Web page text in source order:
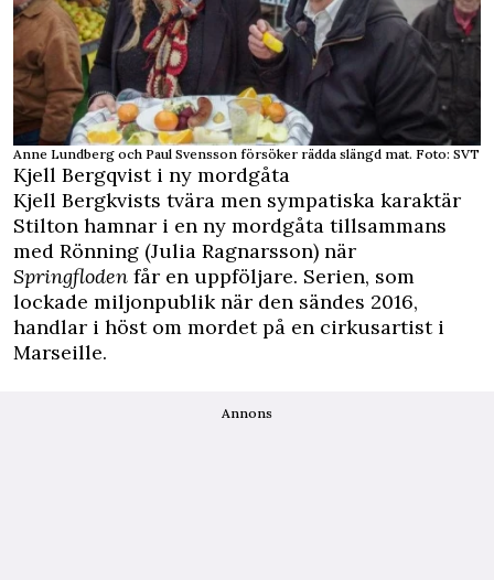
Anne Lundberg och Paul Svensson försöker rädda slängd mat. Foto: SVT
Kjell Bergqvist i ny mordgåta
Kjell Bergkvists tvära men sympatiska karaktär
Stilton hamnar i en ny mordgåta tillsammans
med Rönning (Julia Ragnarsson) när
Springfloden får en uppföljare. Serien, som
lockade miljonpublik när den sändes 2016,
handlar i höst om mordet på en cirkusartist i
Marseille.
Annons